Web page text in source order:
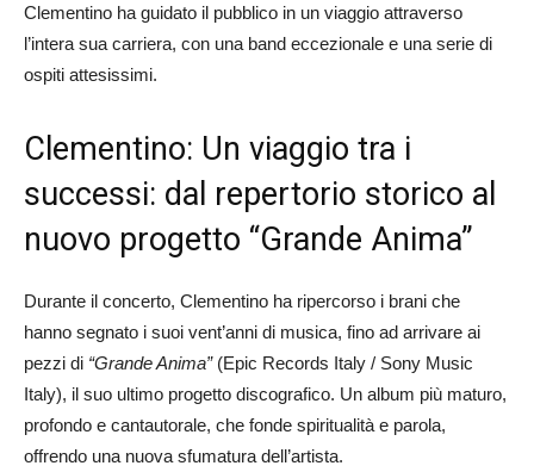
Clementino ha guidato il pubblico in un viaggio attraverso
l’intera sua carriera, con una band eccezionale e una serie di
ospiti attesissimi.
Clementino: Un viaggio tra i
successi: dal repertorio storico al
nuovo progetto “Grande Anima”
Durante il concerto, Clementino ha ripercorso i brani che
hanno segnato i suoi vent’anni di musica, fino ad arrivare ai
pezzi di “Grande Anima”(Epic Records Italy / Sony Music
Italy), il suo ultimo progetto discografico. Un album più maturo,
profondo e cantautorale, che fonde spiritualità e parola,
offrendo una nuova sfumatura dell’artista.